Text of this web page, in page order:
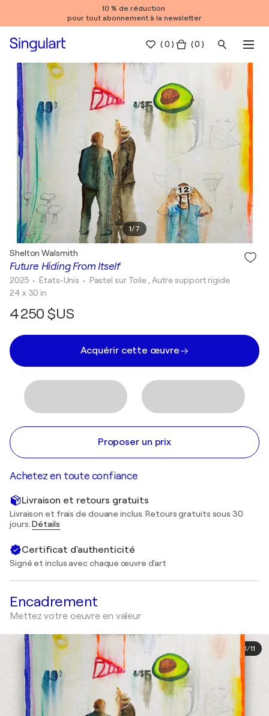
10 % de réduction
pour tout abonnement à la newsletter
(0 ) ( 0 )
1/7
Future Hiding From Itself
Shelton Walsmith
2025 • États-Unis • Pastel sur Toile , Autre support rigide
24 x 30 in
4 250 $US
Acquérir cette œuvre
Proposer un prix
Achetez en toute confiance
Livraison et retours gratuits
Livraison et frais de douane inclus. Retours gratuits sous 30
jours.Détails
Certificat d'authenticité
Signé et inclus avec chaque œuvre d'art
Encadrement
Mettez votre oeuvre en valeur
1/11